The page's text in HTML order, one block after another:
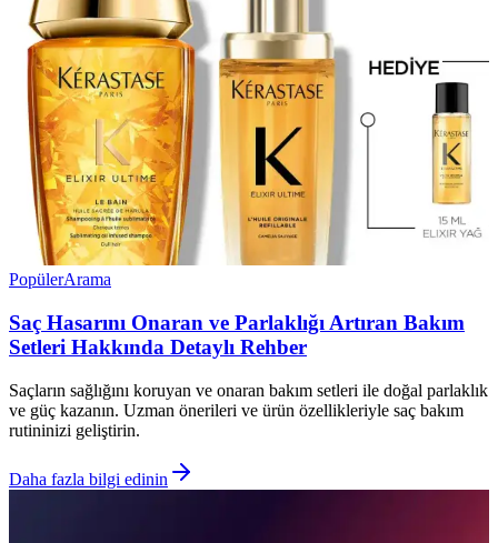
PopülerArama
Saç Hasarını Onaran ve Parlaklığı Artıran Bakım
Setleri Hakkında Detaylı Rehber
Saçların sağlığını koruyan ve onaran bakım setleri ile doğal parlaklık
ve güç kazanın. Uzman önerileri ve ürün özellikleriyle saç bakım
rutininizi geliştirin.
Daha fazla bilgi edinin